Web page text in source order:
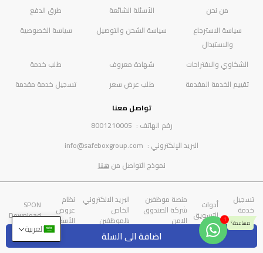
اضافة الى السلة
من نحن
الأسئلة الشائعة
طرق الدفع
سياسة الاسترجاع
والاستبدال
سياسة الشحن والتوصيل سياسة الخصوصية
الشكاوي والاقتراحات شهادة معروف
طلب خدمة
تقييم الخدمة المقدمة
طلب عرض سعر
تسجيل خدمة مقدمة
تواصل معنا
رقم الهاتف : 8001210005
البريد الإلكتروني : info@safeboxgroup.com
نموذج التواصل منهنا
تسجيل
خدمة
مقدمة
أدوات
التسويق
منصة موظفين
شركة الصندوق
الامن
البريد الالكتروني
الخاص
بالموظفين
نظام
عروض
الأسعار
SPON
Download
شركة الصندوق الامن
العربية